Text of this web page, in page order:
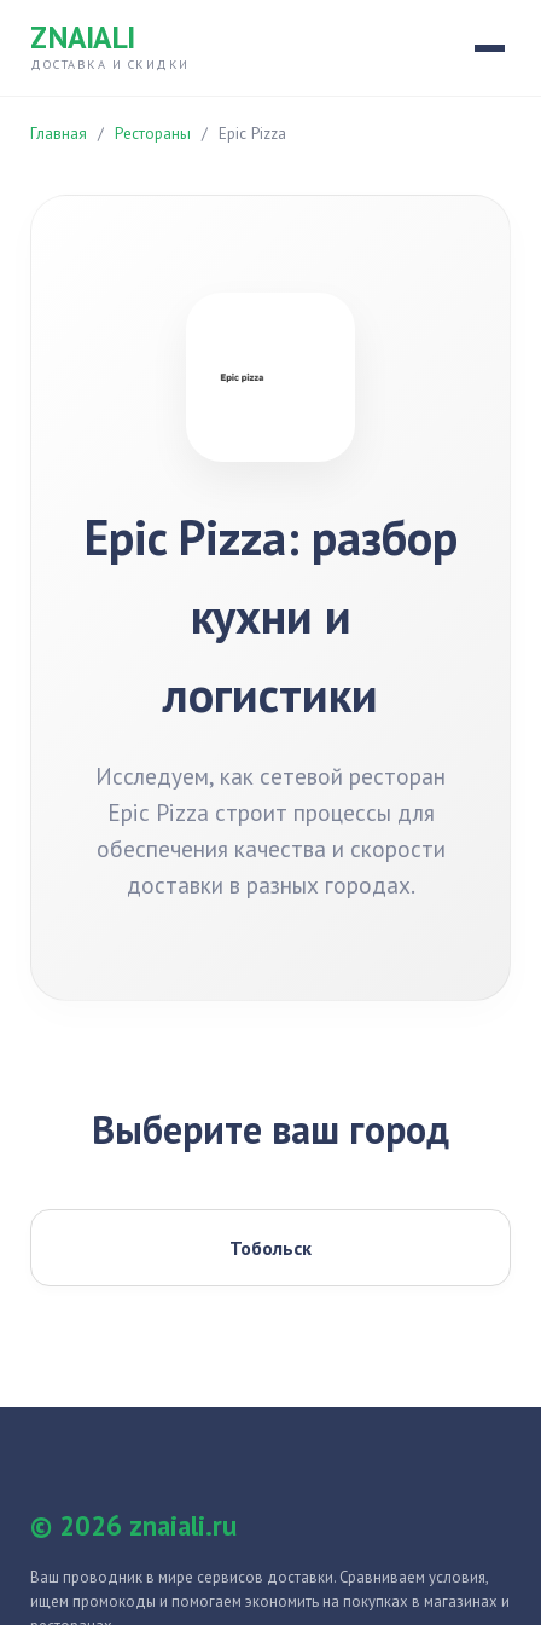
ZNAIALI
ДОСТАВКА И СКИДКИ
Главная / Рестораны / Epic Pizza
Epic Pizza: разбор
кухни и
логистики
Исследуем, как сетевой ресторан
Epic Pizza строит процессы для
обеспечения качества и скорости
доставки в разных городах.
Выберите ваш город
Тобольск
© 2026 znaiali.ru
Ваш проводник в мире сервисов доставки. Сравниваем условия,
ищем промокоды и помогаем экономить на покупках в магазинах и